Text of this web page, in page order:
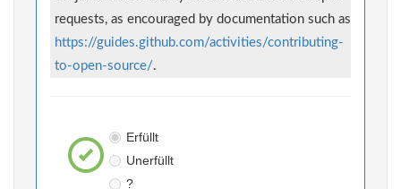
requests, as encouraged by documentation such as
https://guides.github.com/activities/contributing-
to-open-source/.
Erfüllt
Unerfüllt
?